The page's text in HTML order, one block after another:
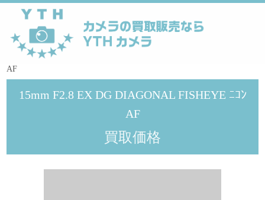
YTHカメラ >
AF
15mm F2.8 EX DG DIAGONAL FISHEYE ﾆｺﾝ
AF
買取価格